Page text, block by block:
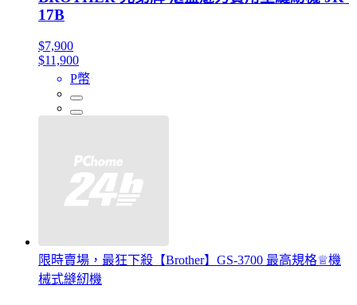
17B
$7,900
$11,900
P幣
限時賣場，最狂下殺【Brother】GS-3700 最高規格♕機
械式縫紉機